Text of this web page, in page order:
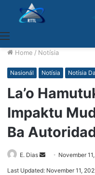
Home / Notísia
Nasionál Notísia Notísia
La’o
Impaktu
Ba
E. Dias
Send
an
November
Last Updated: November 11,